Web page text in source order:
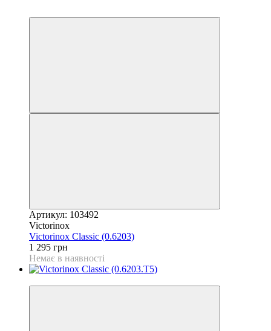
Артикул: 103492
Victorinox
Victorinox Classic (0.6203)
1 295 грн
Немає в наявності